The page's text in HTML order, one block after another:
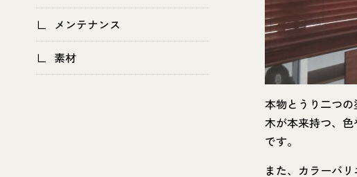
メンテナンス
素材
本物とうり二つの
木が本来持つ、
です。
また、カラーバ